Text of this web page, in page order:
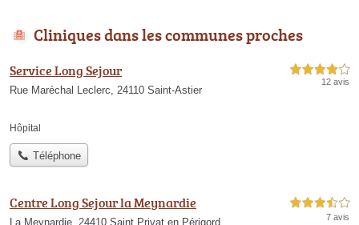
Cliniques dans les communes proches
Service Long Sejour
Rue Maréchal Leclerc, 24110 Saint-Astier
4,0 étoiles sur 5
12 avis
Hôpital
Téléphone
Centre Long Sejour la Meynardie
La Meynardie, 24410 Saint Privat en Périgord
3,5 étoiles sur 5
7 avis